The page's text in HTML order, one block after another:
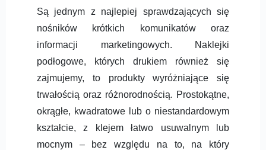
Są jednym z najlepiej sprawdzających się
nośników krótkich komunikatów oraz
informacji marketingowych. Naklejki
podłogowe, których drukiem również się
zajmujemy, to produkty wyróżniające się
trwałością oraz różnorodnością. Prostokątne,
okrągłe, kwadratowe lub o niestandardowym
kształcie, z klejem łatwo usuwalnym lub
mocnym – bez względu na to, na który